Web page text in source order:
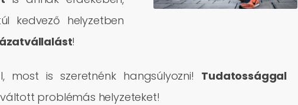
kedvező helyzetben
st!
most is szeretnénk hangsúlyozni! Tudatossággal
problémás helyzeteket!